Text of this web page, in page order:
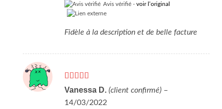
Avis vérifié - voir l’original
Fidèle à la description et de belle facture
Note5sur 5
Vanessa D. (client confirmé) –
14/03/2022